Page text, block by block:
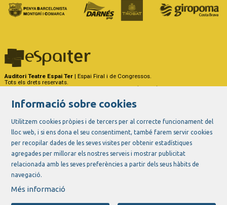
Auditori Teatre Espai Ter | Espai Firal i de Congressos.
Tots els drets reservats.
Carrer del Riu Ter, 29 - 17257 Torroella de Montgrí (Girona)
Link a instagram
Link a youtube
Link a twitter
Link a facebook
Informació sobre cookies
Utilitzem cookies pròpies i de tercers per al correcte funcionament del
lloc web, i si ens dona el seu consentiment, també farem servir cookies
per recopilar dades de les seves visites per obtenir estadístiques
agregades per millorar els nostres serveis i mostrar publicitat
relacionada amb les seves preferències a partir dels seus hàbits de
navegació.
Més informació